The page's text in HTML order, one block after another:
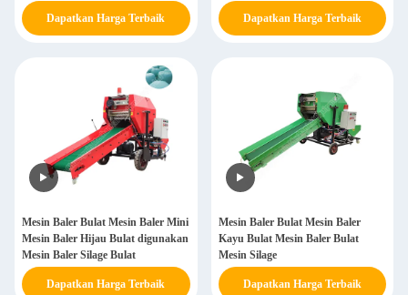
Dapatkan Harga Terbaik Dapatkan Harga Terbaik
Mesin Baler Bulat Mesin Baler Mini
Mesin Baler Hijau Bulat digunakan
Mesin Baler Silage Bulat
Dapatkan Harga Terbaik
Mesin Baler Bulat Mesin Baler
Kayu Bulat Mesin Baler Bulat
Mesin Silage
Dapatkan Harga Terbaik